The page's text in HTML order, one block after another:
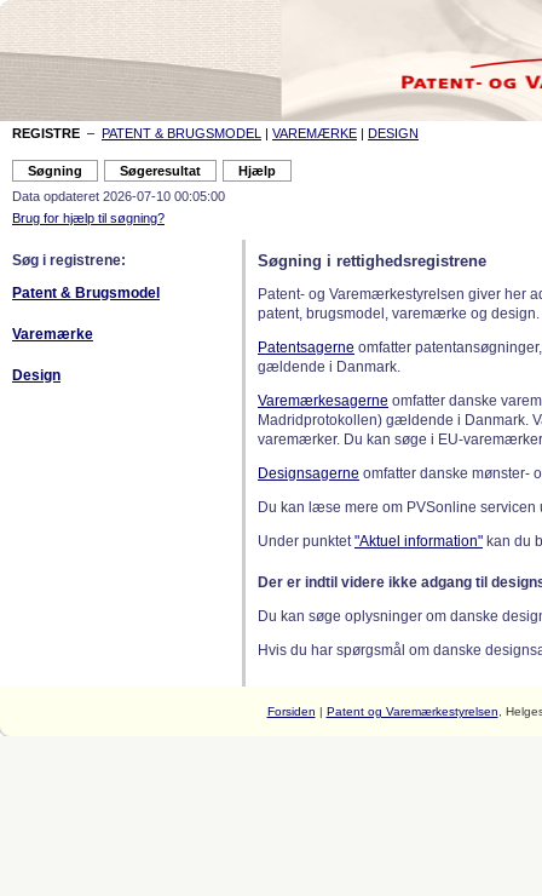
REGISTRE – PATENT & BRUGSMODEL | VAREMÆRKE | DESIGN
Data opdateret 2026-07-10 00:05:00
Brug for hjælp til søgning?
Søg i registrene:
Patent & Brugsmodel
Varemærke
Design
Søgning i rettighedsregistrene
Patent- og Varemærkestyrelsen giver her
patent, brugsmodel, varemærke og design.
Patentsagerne omfatter
gældende i Danmark.
Varemærkesagerne omfatter danske
Madridprotokollen) gældende i Danmark.
varemærker. Du kan søge i EU-
Designsagerne omfatter danske mønster-
Du kan læse mere om PVSonline
Under punktet"Aktuel information" kan du
Der er indtil videre ikke adgang til
Du kan søge oplysninger om danske
Hvis du har spørgsmål om danske
Forsiden | Patent og Varemærkestyrelsen ,